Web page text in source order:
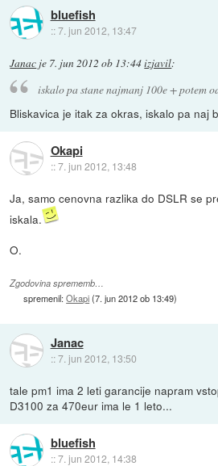
bluefish
::7. jun 2012, 13:47
Janac je 7. jun 2012 ob 13:44izjavil:
iskalo pa stane najmanj 100e + potem
Bliskavica je itak za okras, iskalo pa naj
Okapi
::7. jun 2012, 13:48
Ja, samo cenovna razlika do DSLR se
iskala.
O.
Zgodovina sprememb…
spremenil:Okapi(7. jun 2012 ob 13:49)
Janac
::7. jun 2012, 13:50
tale pm1 ima 2 leti garancije napram
D3100 za 470eur ima le 1 leto...
bluefish
::7. jun 2012, 14:38